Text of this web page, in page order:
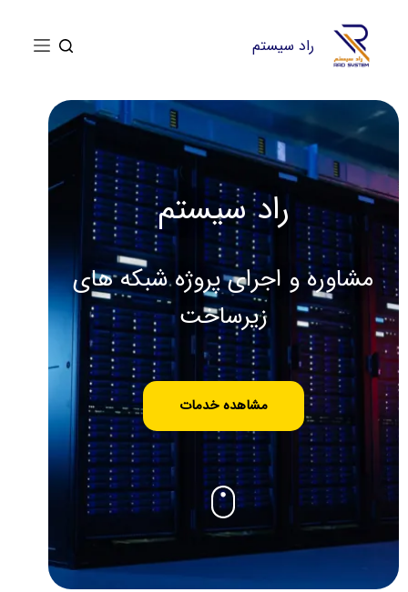
راد سیستم
راد سیستم
مشاوره و اجرای پروژه شبکه های
زیرساخت
مشاهده خدمات